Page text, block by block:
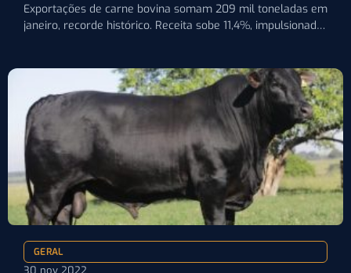
Exportações de carne bovina somam 209 mil toneladas em
janeiro, recorde histórico. Receita sobe 11,4%, impulsionada
GERAL
30 nov 2022